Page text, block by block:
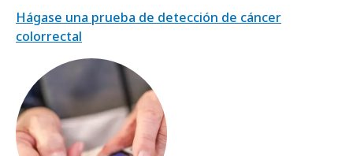
Hágase una prueba de detección de cáncer
colorrectal